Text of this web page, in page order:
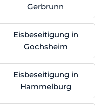
Gerbrunn
Eisbeseitigung in
Gochsheim
Eisbeseitigung in
Hammelburg